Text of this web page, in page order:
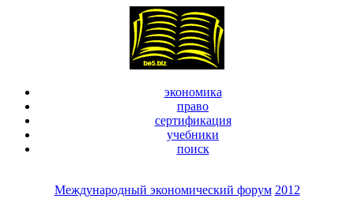
экономика
право
сертификация
учебники
поиск
Международный экономический форум 2012